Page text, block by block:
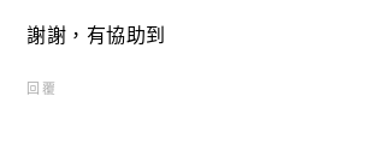
謝謝，有協助到
回覆